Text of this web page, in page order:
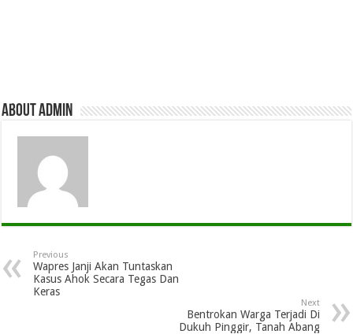
About admin
Previous
Wapres Janji Akan Tuntaskan
Kasus Ahok Secara Tegas Dan
Keras
Next
Bentrokan Warga Terjadi Di
Dukuh Pinggir, Tanah Abang